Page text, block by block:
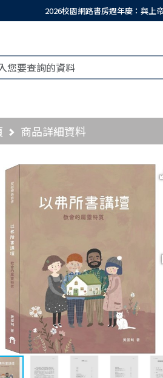
2026校園網路書房週年慶：與上
商品詳細資料